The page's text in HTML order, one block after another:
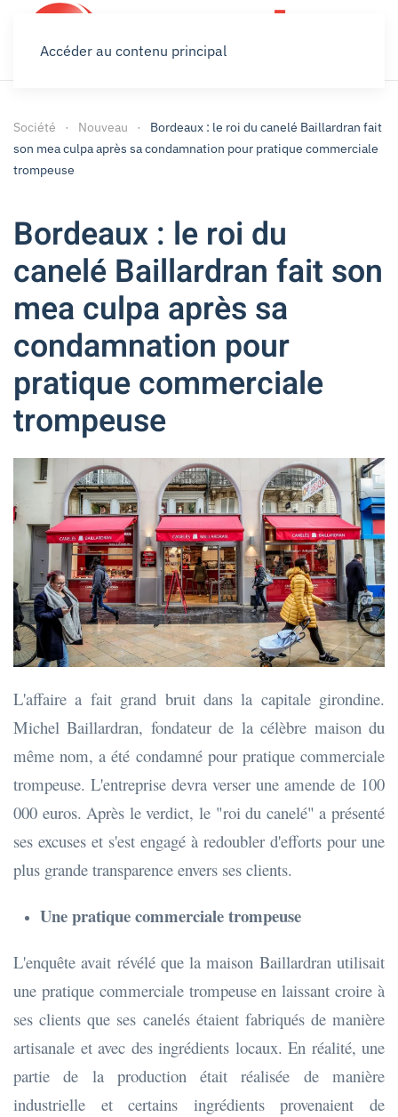
Accéder au contenu principal
Société Nouveau
Bordeaux : le roi du canelé Baillardran fait
son mea culpa après sa condamnation pour pratique commerciale
trompeuse
Bordeaux : le roi du
canelé Baillardran fait son
mea culpa après sa
condamnation pour
pratique commerciale
trompeuse
L'affaire a fait grand bruit dans la capitale girondine.
Michel Baillardran, fondateur de la célèbre maison du
même nom, a été condamné pour pratique commerciale
trompeuse. L'entreprise devra verser une amende de 100
000 euros. Après le verdict, le "roi du canelé" a présenté
ses excuses et s'est engagé à redoubler d'efforts pour une
plus grande transparence envers ses clients.
Une pratique commerciale trompeuse
L'enquête avait révélé que la maison Baillardran utilisait
une pratique commerciale trompeuse en laissant croire à
ses clients que ses canelés étaient fabriqués de manière
artisanale et avec des ingrédients locaux. En réalité, une
partie de la production était réalisée de manière
industrielle et certains ingrédients provenaient de